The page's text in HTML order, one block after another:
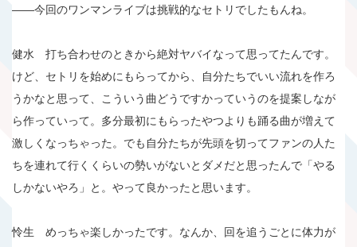
――今回のワンマンライブは挑戦的なセトリでしたもんね。
健水 打ち合わせのときから絶対ヤバイなって思ってたんです。
けど、セトリを始めにもらってから、自分たちでいい流れを作ろ
うかなと思って、こういう曲どうですかっていうのを提案しなが
ら作っていって。多分最初にもらったやつよりも踊る曲が増えて
激しくなっちゃった。でも自分たちが先頭を切ってファンの人た
ちを連れて行くくらいの勢いがないとダメだと思ったんで「やる
しかないやろ」と。やって良かったと思います。
怜生 めっちゃ楽しかったです。なんか、回を追うごとに体力が